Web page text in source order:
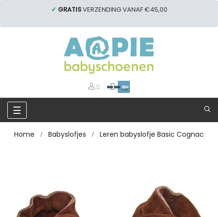
✓ GRATISVERZENDING VANAF €45,00
0
Toggle
navigation
☰
Home Babyslofjes Leren babyslofje Basic Cognac